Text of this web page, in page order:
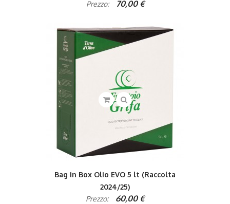
Prezzo:
70,00 €
Bag in Box Olio EVO 5 lt (Raccolta
2024/25)
Prezzo:
60,00 €